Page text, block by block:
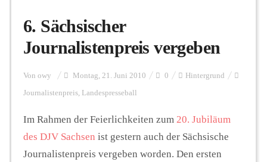
Nachrichten
Flurschelte
Personalien
Hintergrund
6. Sächsischer
Journalistenpreis vergeben
Von owy Montag, 21. Juni 2010 0 Hintergrund
Journalistenpreis, Landespresseball
Im Rahmen der Feierlichkeiten zum 20. Jubiläum
des DJV Sachsen ist gestern auch der Sächsische
Journalistenpreis vergeben worden. Den ersten